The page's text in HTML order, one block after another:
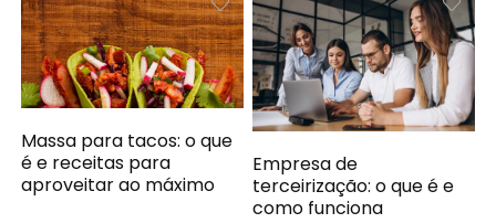
Massa para tacos: o que
é e receitas para
aproveitar ao máximo
Empresa de
terceirização: o que é e
como funciona